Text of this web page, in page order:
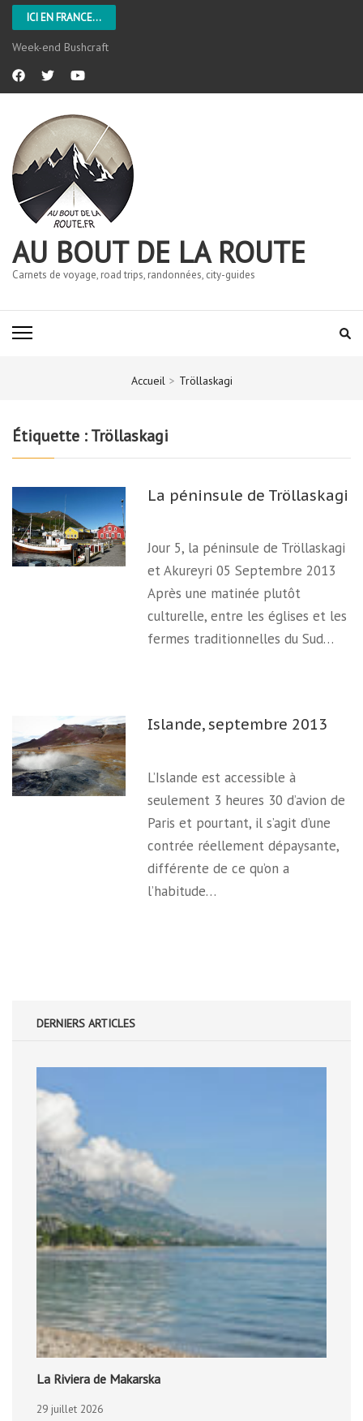
ICI EN FRANCE...
Week-end Bushcraft
AU BOUT DE LA ROUTE
Carnets de voyage, road trips, randonnées, city-guides
Accueil > Tröllaskagi
Étiquette :Tröllaskagi
La péninsule de Tröllaskagi
Jour 5, la péninsule de Tröllaskagi
et Akureyri 05 Septembre 2013
Après une matinée plutôt
culturelle, entre les églises et les
fermes traditionnelles du Sud…
Islande, septembre 2013
L’Islande est accessible à
seulement 3 heures 30 d’avion de
Paris et pourtant, il s’agit d’une
contrée réellement dépaysante,
différente de ce qu’on a
l’habitude…
DERNIERS ARTICLES
La Riviera de Makarska
29 juillet 2026